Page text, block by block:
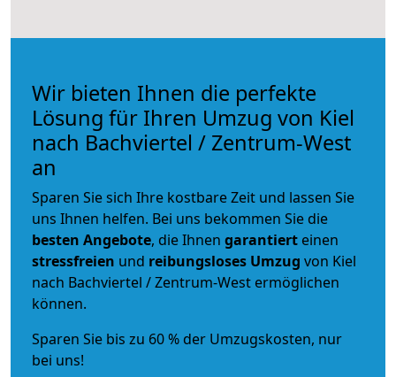
Wir bieten Ihnen die perfekte
Lösung für Ihren Umzug von Kiel
nach Bachviertel / Zentrum-West
an
Sparen Sie sich Ihre kostbare Zeit und lassen Sie
uns Ihnen helfen. Bei uns bekommen Sie die
besten Angebote, die Ihnen garantiert einen
stressfreien und reibungsloses Umzug von Kiel
nach Bachviertel / Zentrum-West ermöglichen
können.
Sparen Sie bis zu 60 % der Umzugskosten, nur
bei uns!